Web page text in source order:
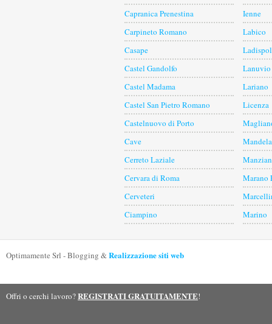
Capranica Prenestina
Carpineto Romano
Casape
Castel Gandolfo
Castel Madama
Castel San Pietro Romano
Castelnuovo di Porto
Cave
Cerreto Laziale
Cervara di Roma
Cerveteri
Ciampino
Ienne
Labico
Lanuvio
Lariano
Licenza
Mandela
Marano
Marino
Optimamente Srl - Blogging &Realizzazione siti web
Offri o cerchi lavoro?REGISTRATI GRATUITAMENTE!